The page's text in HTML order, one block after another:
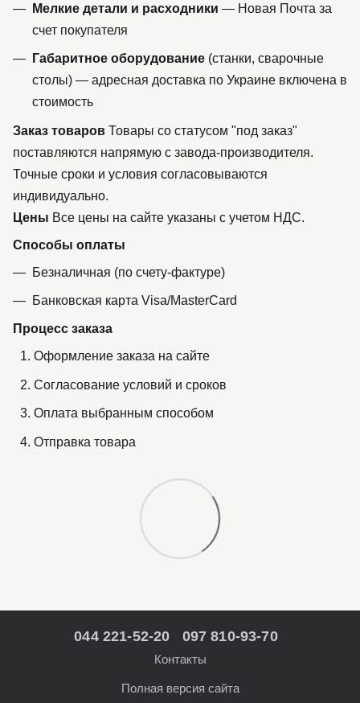
Мелкие детали и расходники — Новая Почта за
счет покупателя
Габаритное оборудование (станки, сварочные
столы) — адресная доставка по Украине включена в
стоимость
Заказ товаров Товары со статусом "под заказ"
поставляются напрямую с завода-производителя.
Точные сроки и условия согласовываются
индивидуально.
Цены Все цены на сайте указаны с учетом НДС.
Способы оплаты
Безналичная (по счету-фактуре)
Банковская карта Visa/MasterCard
Процесс заказа
Оформление заказа на сайте
Согласование условий и сроков
Оплата выбранным способом
Отправка товара
044 221-52-20 097 810-93-70
Контакты
Полная версия сайта